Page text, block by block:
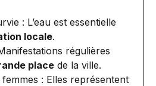
: L’eau est essentielle
locale.
régulières
place de la ville.
: Elles représentent